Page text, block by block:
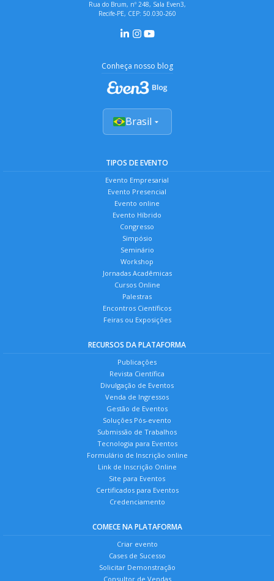
Rua do Brum, nº 248, Sala Even3,
Recife-PE, CEP: 50.030-260
Conheça nosso blog
Brasil
TIPOS DE EVENTO
Evento Empresarial
Evento Presencial
Evento online
Evento Híbrido
Congresso
Simpósio
Seminário
Workshop
Jornadas Acadêmicas
Cursos Online
Palestras
Encontros Científicos
Feiras ou Exposições
RECURSOS DA PLATAFORMA
Publicações
Revista Científica
Divulgação de Eventos
Venda de Ingressos
Gestão de Eventos
Soluções Pós-evento
Submissão de Trabalhos
Tecnologia para Eventos
Formulário de Inscrição online
Link de Inscrição Online
Site para Eventos
Certificados para Eventos
Credenciamento
COMECE NA PLATAFORMA
Criar evento
Cases de Sucesso
Solicitar Demonstração
Consultor de Vendas